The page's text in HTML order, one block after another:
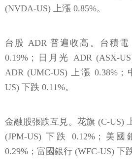
(NVDA-US) 上漲 0.85%。
台股 ADR 普遍收高。台積電
0.19%；日月光 ADR (ASX-
ADR (UMC-US) 上漲 0.38%
US) 下跌 0.11%。
金融股張跌互見。花旗 (C-US)
(JPM-US) 下跌 0.12%；美國
0.29%；富國銀行 (WFC-US) 下